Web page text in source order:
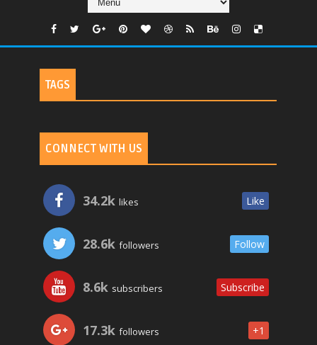
TAGS
CONNECT WITH US
34.2k likes Like
28.6k followers Follow
8.6k subscribers Subscribe
17.3k followers +1